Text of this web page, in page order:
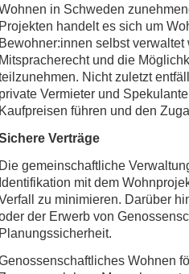
in Schweden
Projekten handelt es sich um
Bewohner:innen selbst
Mitspracherecht und die
Nicht zuletzt
private Vermieter und
Kaufpreisen führen und den
Verträge
Die gemeinschaftliche
Identifikation mit dem
zu minimieren. Darüber
der Erwerb von
Planungssicherheit.
Wohnen